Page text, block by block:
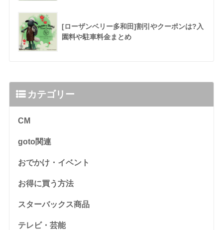
[ローザンベリー多和田]割引やクーポンは?入
園料や駐車料金まとめ
カテゴリー
CM
goto関連
おでかけ・イベント
お得に買う方法
スターバックス商品
テレビ・芸能